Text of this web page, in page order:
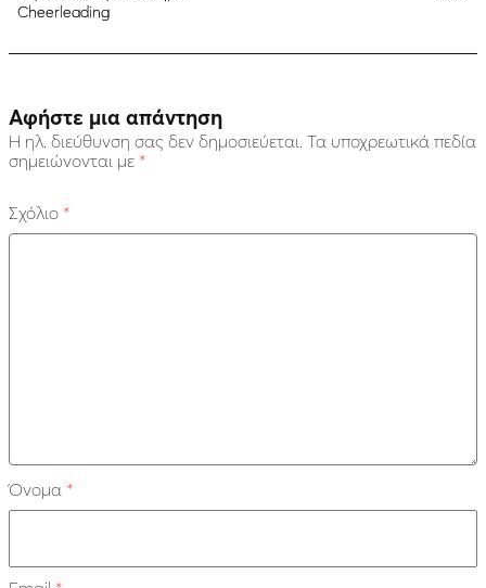
Cheerleading
Αφήστε μια απάντηση
Η ηλ. διεύθυνση σας δεν δημοσιεύεται. Τα υποχρεωτικά πεδία
σημειώνονται με *
Σχόλιο *
Όνομα *